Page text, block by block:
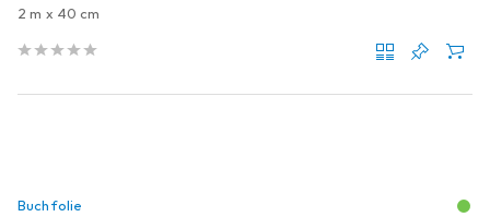
2 m x 40 cm
Buchfolie